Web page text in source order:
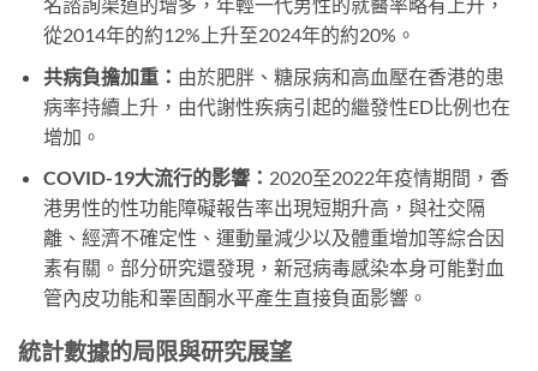
從2014年的約12%上升至2024年的約20%。
共病負擔加重： 由於肥胖、糖尿病和高血壓在香港的患
病率持續上升，由代謝性疾病引起的繼發性ED比例也在
增加。
COVID-19大流行的影響： 2020至2022年疫情期間，香
港男性的性功能障礙報告率出現短期升高，與社交隔
離、經濟不確定性、運動量減少以及體重增加等綜合因
素有關。部分研究還發現，新冠病毒感染本身可能對血
管內皮功能和睪固酮水平產生直接負面影響。
統計數據的局限與研究展望